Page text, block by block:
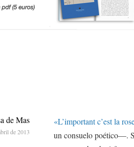
«L’important c’est la
un consuelo poético—.
de Mas
de 2013